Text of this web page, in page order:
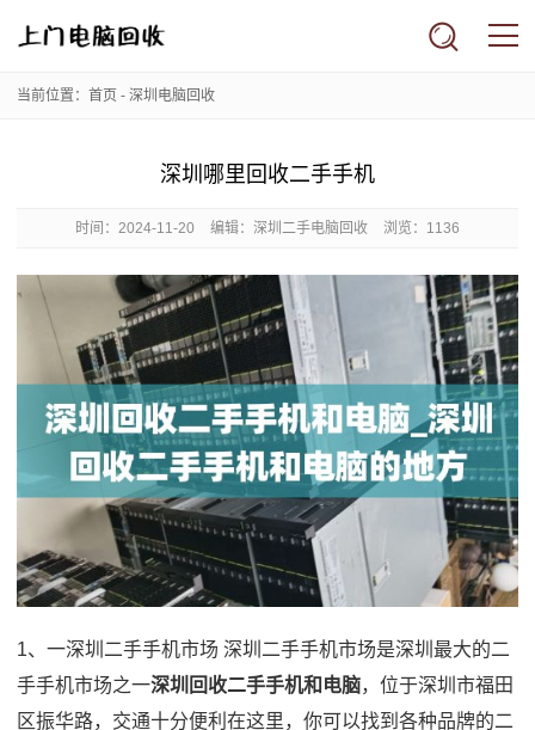
当前位置： 首页 - 深圳电脑回收
深圳哪里回收二手手机
时间： 2024-11-20 编辑：深圳二手电脑回收 浏览：1136
1、一深圳二手手机市场 深圳二手手机市场是深圳最大的二
手手机市场之一深圳回收二手手机和电脑，位于深圳市福田
区振华路，交通十分便利在这里，你可以找到各种品牌的二